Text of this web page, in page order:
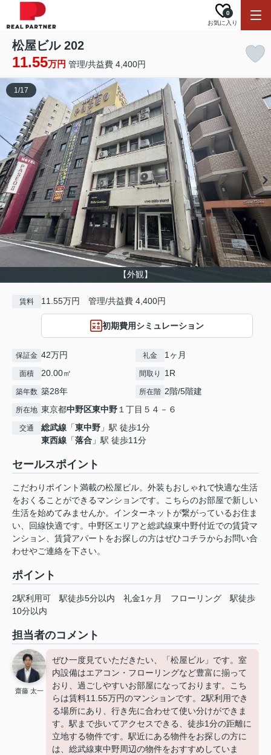
お気に入り
0
松屋ビル 202
11.55万円 管理/共益費 4,400円
【外観】
1/17
賃料 11.55万円 管理/共益費 4,400円
初期費用シミュレーション
保証金 42万円 礼金 1ヶ月
面積 20.00㎡ 間取り 1R
築年数 築28年 所在階 2階/5階建
所在地 東京都中野区東中野１丁目５４－６
交通 総武線 「東中野 」駅 徒歩1分
東西線 「落合 」駅 徒歩11分
セールスポイント
こだわりポイント満載の松屋ビル。外装もおしゃれで快適な生活
をおくることができるマンションです。こちらのお部屋で新しい
生活を始めてみませんか。インターネットが繋がっているお住ま
い、回線快適です。中野区エリアと総武線東中野付近での賃貸マ
ンション、賃貸アパートをお探しの方はぜひコチラからお問い合
わせやご連絡を下さい。
ポイント
2駅利用可 駅徒歩5分以内 礼金1ヶ月 フローリング
駅徒歩
10分以内
担当者のコメント
齋藤 太一
ぜひ一度見ていただきたい、「松屋ビル」です。室
内設備はエアコン・フローリングなど豊富に揃って
おり、過ごしやすいお部屋になっております。こち
らは賃料11.55万円のマンションです。2駅利用でき
る場所にあり、行き先に合わせて使い分けができま
す。駅まで歩いてアクセスできる、徒歩1分の距離に
立地する物件です。駅近にある物件をお探しの方に
は、総武線東中野周辺の物件をおすすめしていま